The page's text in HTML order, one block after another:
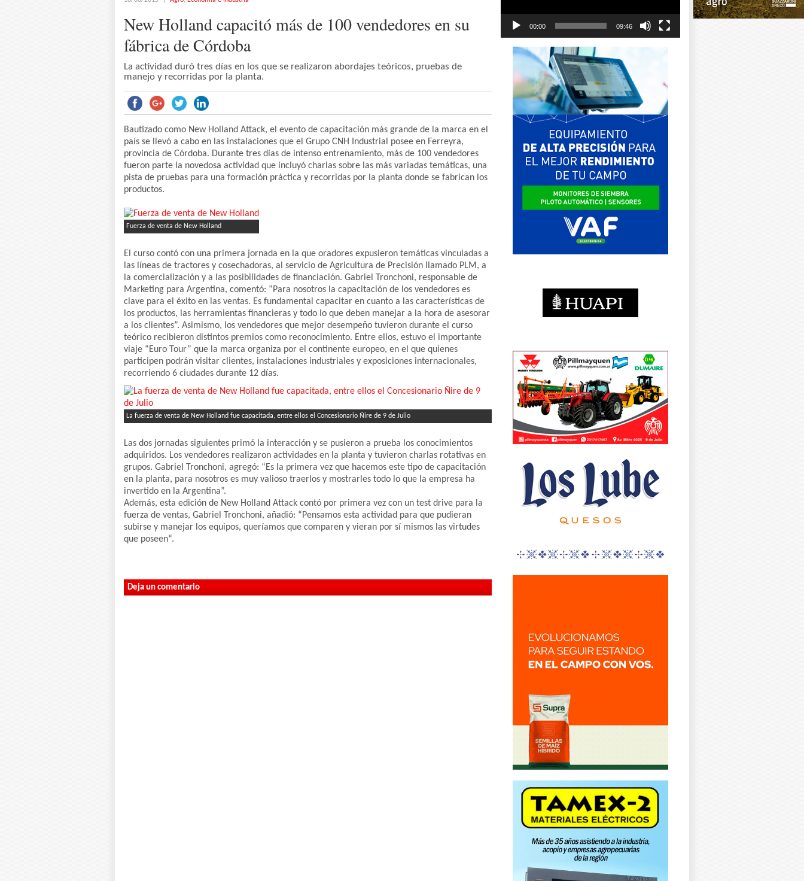
New Holland capacitó más de 100 vendedores en su
fábrica de Córdoba
La actividad duró tres días en los que se realizaron abordajes teóricos, pruebas de
manejo y recorridas por la planta.
Bautizado como New Holland Attack, el evento de capacitación más grande de la marca en el
país se llevó a cabo en las instalaciones que el Grupo CNH Industrial posee en Ferreyra,
provincia de Córdoba. Durante tres días de intenso entrenamiento, más de 100 vendedores
fueron parte la novedosa actividad que incluyó charlas sobre las más variadas temáticas, una
pista de pruebas para una formación práctica y recorridas por la planta donde se fabrican los
productos.
Fuerza de venta de New Holland
El curso contó con una primera jornada en la que oradores expusieron temáticas vinculadas a
las líneas de tractores y cosechadoras, al servicio de Agricultura de Precisión llamado PLM, a
la comercialización y a las posibilidades de financiación. Gabriel Tronchoni, responsable de
Marketing para Argentina, comentó: “Para nosotros la capacitación de los vendedores es
clave para el éxito en las ventas. Es fundamental capacitar en cuanto a las características de
los productos, las herramientas financieras y todo lo que deben manejar a la hora de asesorar
a los clientes”. Asimismo, los vendedores que mejor desempeño tuvieron durante el curso
teórico recibieron distintos premios como reconocimiento. Entre ellos, estuvo el importante
viaje “Euro Tour” que la marca organiza por el continente europeo, en el que quienes
participen podrán visitar clientes, instalaciones industriales y exposiciones internacionales,
recorriendo 6 ciudades durante 12 días.
La fuerza de venta de New Holland fue capacitada, entre ellos el Concesionario Ñire de 9 de Julio
Las dos jornadas siguientes primó la interacción y se pusieron a prueba los conocimientos
adquiridos. Los vendedores realizaron actividades en la planta y tuvieron charlas rotativas en
grupos. Gabriel Tronchoni, agregó: “Es la primera vez que hacemos este tipo de capacitación
en la planta, para nosotros es muy valioso traerlos y mostrarles todo lo que la empresa ha
invertido en la Argentina”.
Además, esta edición de New Holland Attack contó por primera vez con un test drive para la
fuerza de ventas, Gabriel Tronchoni, añadió: “Pensamos esta actividad para que pudieran
subirse y manejar los equipos, queríamos que comparen y vieran por sí mismos las virtudes
que poseen“.
Deja un comentario
00:00 09:46